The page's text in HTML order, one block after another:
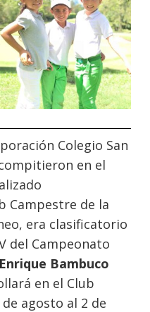
Colegio San
en el
Campestre de la
era clasificatorio
del Campeonato
Bambuco
en el Club
agosto al 2 de